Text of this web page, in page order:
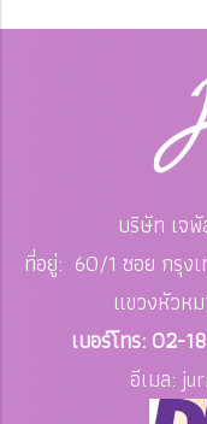
บริษัท เจ
ที่อยู่: 60/1 ซอย กรุงเ
แขวงหัวห
เบอร์โทร: 02-
อีเมล: